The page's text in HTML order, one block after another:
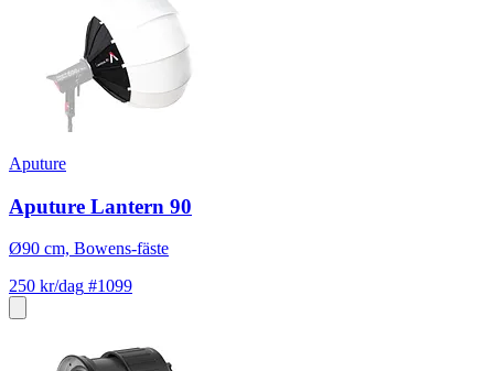
Aputure
Aputure Lantern 90
Ø90 cm, Bowens-fäste
250 kr/dag #1099